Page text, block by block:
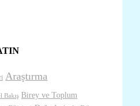
Araştırma
Bakış Birey ve Toplum